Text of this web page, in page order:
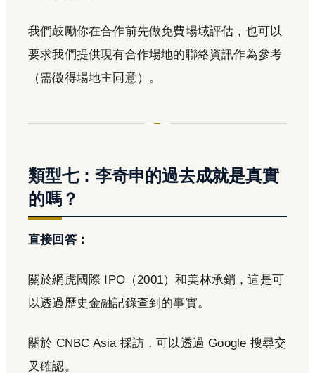
我們鼓勵你在合作前先做免費場域評估，也可以
要求我們提供現有合作場地的聯絡資訊作為參考
（需徵得場地主同意）。
類型七：李奇申的過去成就是真實
的嗎？
直接回答：
關於網虎國際 IPO（2001）和美林承銷，這是可
以透過歷史金融記錄查到的事實。
關於 CNBC Asia 採訪，可以透過 Google 搜尋交
叉確認。